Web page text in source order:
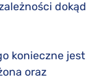
dokąd
konieczne jest
oraz